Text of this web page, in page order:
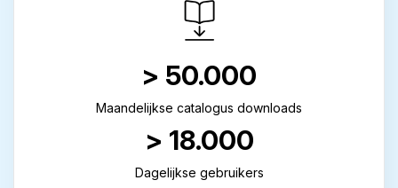
> 50.000
Maandelijkse catalogus downloads
> 18.000
Dagelijkse gebruikers